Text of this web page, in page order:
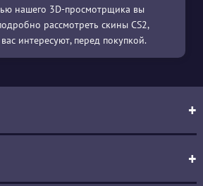
нашего 3D-просмотрщика вы
рассмотреть скины CS2,
интересуют, перед покупкой.
+
+